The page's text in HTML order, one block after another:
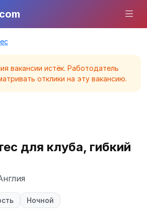
вакансии истёк. Работодатель
отклики на эту вакансию.
для клуба, гибкий
Ночной